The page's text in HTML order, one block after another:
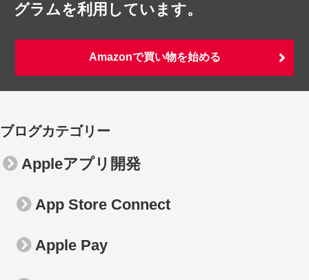
グラムを利用しています。
Amazonで買い物を始める
ブログカテゴリー
Appleアプリ開発
App Store Connect
Apple Pay